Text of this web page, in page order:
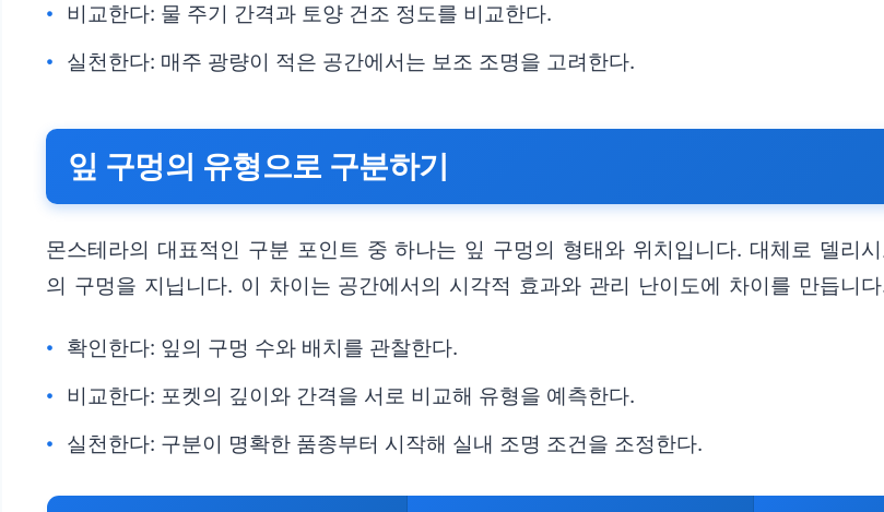
비교한다: 물 주기 간격과 토양 건조 정도를 비교한다.
실천한다: 매주 광량이 적은 공간에서는 보조 조명을 고려한다.
잎 구멍의 유형으로 구분하기
몬스테라의 대표적인 구분 포인트 중 하나는 잎 구멍의 형태와 위치입니다. 대체로 델리
의 구멍을 지닙니다. 이 차이는 공간에서의 시각적 효과와 관리 난이도에 차이를 만듭니
확인한다: 잎의 구멍 수와 배치를 관찰한다.
비교한다: 포켓의 깊이와 간격을 서로 비교해 유형을 예측한다.
실천한다: 구분이 명확한 품종부터 시작해 실내 조명 조건을 조정한다.